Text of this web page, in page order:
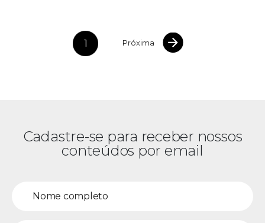
1 Próxima
Cadastre-se para receber nossos
conteúdos por email